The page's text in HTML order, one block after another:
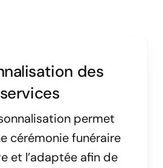
des
services
permet
cérémonie funéraire
et l’adaptée afin de